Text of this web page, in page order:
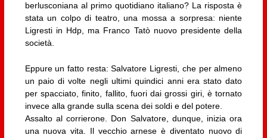
berlusconiana al primo quotidiano italiano? La risposta è
stata un colpo di teatro, una mossa a sorpresa: niente
Ligresti in Hdp, ma Franco Tatò nuovo presidente della
società.
Eppure un fatto resta: Salvatore Ligresti, che per almeno
un paio di volte negli ultimi quindici anni era stato dato
per spacciato, finito, fallito, fuori dai grossi giri, è tornato
invece alla grande sulla scena dei soldi e del potere.
Assalto al corrierone. Don Salvatore, dunque, inizia ora
una nuova vita. Il vecchio arnese è diventato nuovo di